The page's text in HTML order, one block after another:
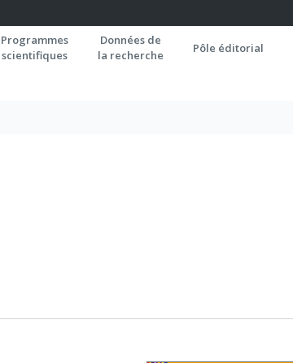
Programmes
scientifiques
Données de
la recherche
Pôle éditorial